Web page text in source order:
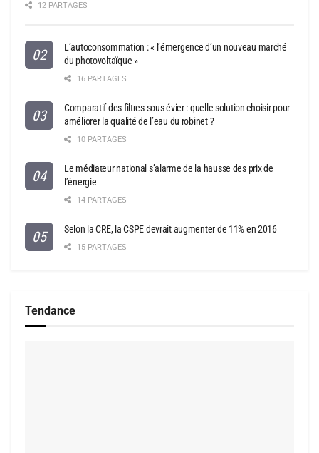
12 PARTAGES
L’autoconsommation : « l’émergence d’un nouveau marché
du photovoltaïque »
16 PARTAGES
Comparatif des filtres sous évier : quelle solution choisir pour
améliorer la qualité de l’eau du robinet ?
10 PARTAGES
Le médiateur national s’alarme de la hausse des prix de
l’énergie
14 PARTAGES
Selon la CRE, la CSPE devrait augmenter de 11% en 2016
15 PARTAGES
Tendance